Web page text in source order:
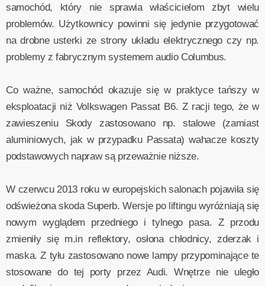
samochód, który nie sprawia właścicielom zbyt wielu
problemów. Użytkownicy powinni się jedynie przygotować
na drobne usterki ze strony układu elektrycznego czy np.
problemy z fabrycznym systemem audio Columbus.
Co ważne, samochód okazuje się w praktyce tańszy w
eksploatacji niż Volkswagen Passat B6. Z racji tego, że w
zawieszeniu Skody zastosowano np. stalowe (zamiast
aluminiowych, jak w przypadku Passata) wahacze koszty
podstawowych napraw są przeważnie niższe.
W czerwcu 2013 roku w europejskich salonach pojawiła się
odświeżona skoda Superb. Wersje po liftingu wyróżniają się
nowym wyglądem przedniego i tylnego pasa. Z przodu
zmieniły się m.in reflektory, osłona chłodnicy, zderzak i
maska. Z tyłu zastosowano nowe lampy przypominające te
stosowane do tej porty przez Audi. Wnętrze nie uległo